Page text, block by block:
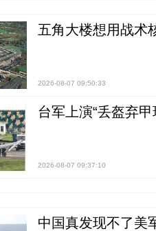
五角大楼想用战术
2026-08-07 09:50:33
台军上演“丢盔弃甲
2026-08-07 09:37:10
中国真发现不了美